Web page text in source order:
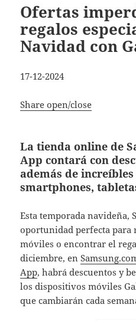
Ofertas
regalos
Navidad con
17-12-2024
Share open/close
La tienda online de
App contará con
además de
smartphones,
Esta temporada navideña,
oportunidad perfecta para
móviles o encontrar el
diciembre, en
App, habrá descuentos y
los dispositivos móviles
que cambiarán cada